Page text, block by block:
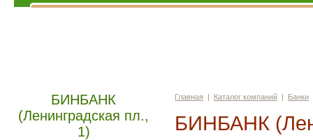
БИНБАНК
(Ленинградская пл.,
1)
Главная | Каталог компаний | Банки
БИНБАНК